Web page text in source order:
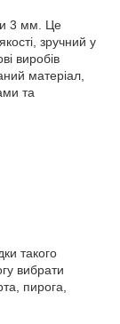
3 мм. Це
зручний у
виробів
матеріал,
та
такого
вибрати
пирога,